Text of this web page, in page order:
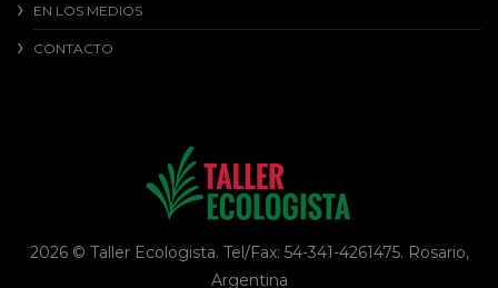
EN LOS MEDIOS
CONTACTO
2026 © Taller Ecologista. Tel/Fax: 54-341-4261475. Rosario,
Argentina